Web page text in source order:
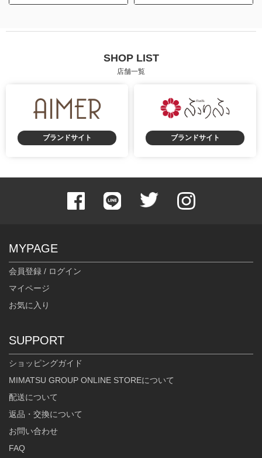
SHOP LIST
店舗一覧
ブランドサイト ブランドサイト
MYPAGE
会員登録 / ログイン
マイページ
お気に入り
SUPPORT
ショッピングガイド
MIMATSU GROUP ONLINE STOREについて
配送について
返品・交換について
お問い合わせ
FAQ